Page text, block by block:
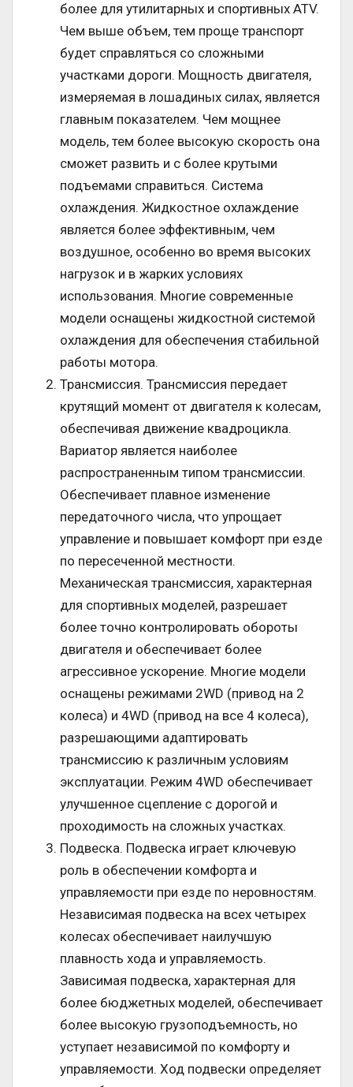
более для утилитарных и спортивных ATV.
Чем выше объем, тем проще транспорт
будет справляться со сложными
участками дороги. Мощность двигателя,
измеряемая в лошадиных силах, является
главным показателем. Чем мощнее
модель, тем более высокую скорость она
сможет развить и с более крутыми
подъемами справиться. Система
охлаждения. Жидкостное охлаждение
является более эффективным, чем
воздушное, особенно во время высоких
нагрузок и в жарких условиях
использования. Многие современные
модели оснащены жидкостной системой
охлаждения для обеспечения стабильной
работы мотора.
Трансмиссия. Трансмиссия передает
крутящий момент от двигателя к колесам,
обеспечивая движение квадроцикла.
Вариатор является наиболее
распространенным типом трансмиссии.
Обеспечивает плавное изменение
передаточного числа, что упрощает
управление и повышает комфорт при езде
по пересеченной местности.
Механическая трансмиссия, характерная
для спортивных моделей, разрешает
более точно контролировать обороты
двигателя и обеспечивает более
агрессивное ускорение. Многие модели
оснащены режимами 2WD (привод на 2
колеса) и 4WD (привод на все 4 колеса),
разрешающими адаптировать
трансмиссию к различным условиям
эксплуатации. Режим 4WD обеспечивает
улучшенное сцепление с дорогой и
проходимость на сложных участках.
Подвеска. Подвеска играет ключевую
роль в обеспечении комфорта и
управляемости при езде по неровностям.
Независимая подвеска на всех четырех
колесах обеспечивает наилучшую
плавность хода и управляемость.
Зависимая подвеска, характерная для
более бюджетных моделей, обеспечивает
более высокую грузоподъемность, но
уступает независимой по комфорту и
управляемости. Ход подвески определяет